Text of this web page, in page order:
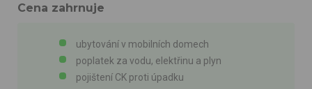
Cena zahrnuje
ubytování v mobilních domech
poplatek za vodu, elektřinu a plyn
pojištení CK proti úpadku